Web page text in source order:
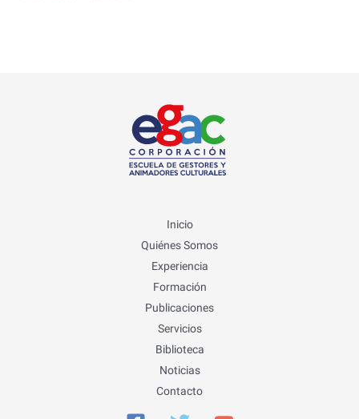
Inicio
Quiénes Somos
Experiencia
Formación
Publicaciones
Servicios
Biblioteca
Noticias
Contacto